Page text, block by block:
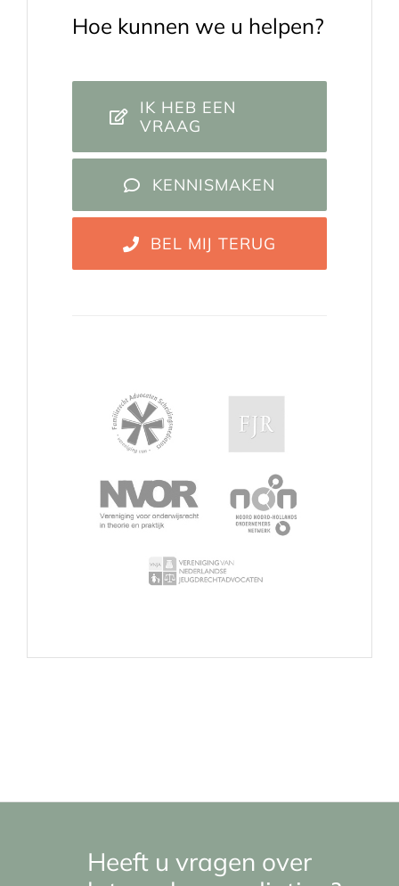
Hoe kunnen we u helpen?
IK HEB EEN
VRAAG
KENNISMAKEN
BEL MIJ TERUG
Heeft u vragen over